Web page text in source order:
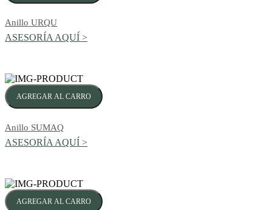
Anillo URQU
ASESORÍA AQUÍ >
AGREGAR AL CARRO
Anillo SUMAQ
ASESORÍA AQUÍ >
AGREGAR AL CARRO